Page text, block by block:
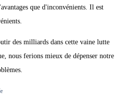
que d'inconvénients. Il est
des milliards dans cette vaine lutte
nous ferions mieux de dépenser notre